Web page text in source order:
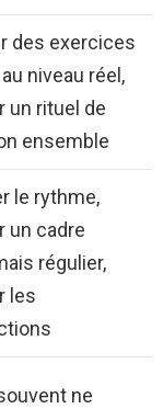
des exercices
niveau réel,
un rituel de
ensemble
le rythme,
un cadre
régulier,
les
ne